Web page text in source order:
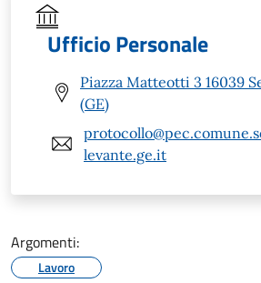
Ufficio Personale
Piazza Matteotti 3 16039
(GE)
levante.ge.it
Argomenti:
Lavoro